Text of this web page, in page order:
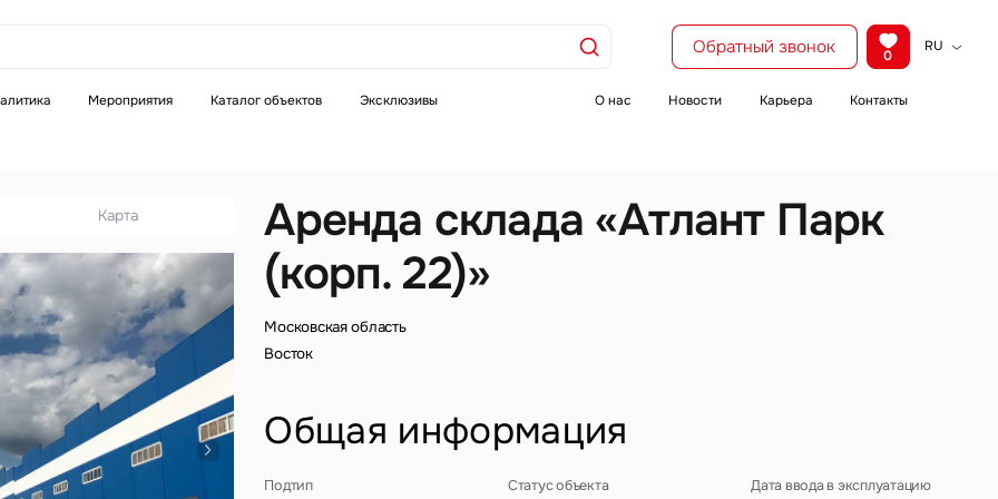
Обратный звонок 0
RU
Мероприятия Каталог объектов Эксклюзивы О нас Новости Карьера Контакты
Аренда склада «Атлант Парк
(корп. 22)»
Московская область
Восток
Общая информация
Подтип Статус объекта Дата ввода в эксплуатацию
Карта
звонок
поле
неверный формат
Это обязательное поле
Введен неверный формат
поле